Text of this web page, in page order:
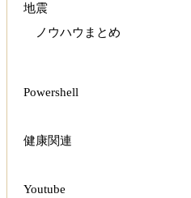
地震
ノウハウまとめ
Powershell
健康関連
Youtube